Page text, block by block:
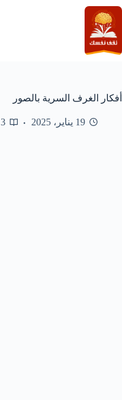
التجاوز
إلى
المحتوى
أفكار الغرف السرية بالصور
19 يناير، 2025 3 mins